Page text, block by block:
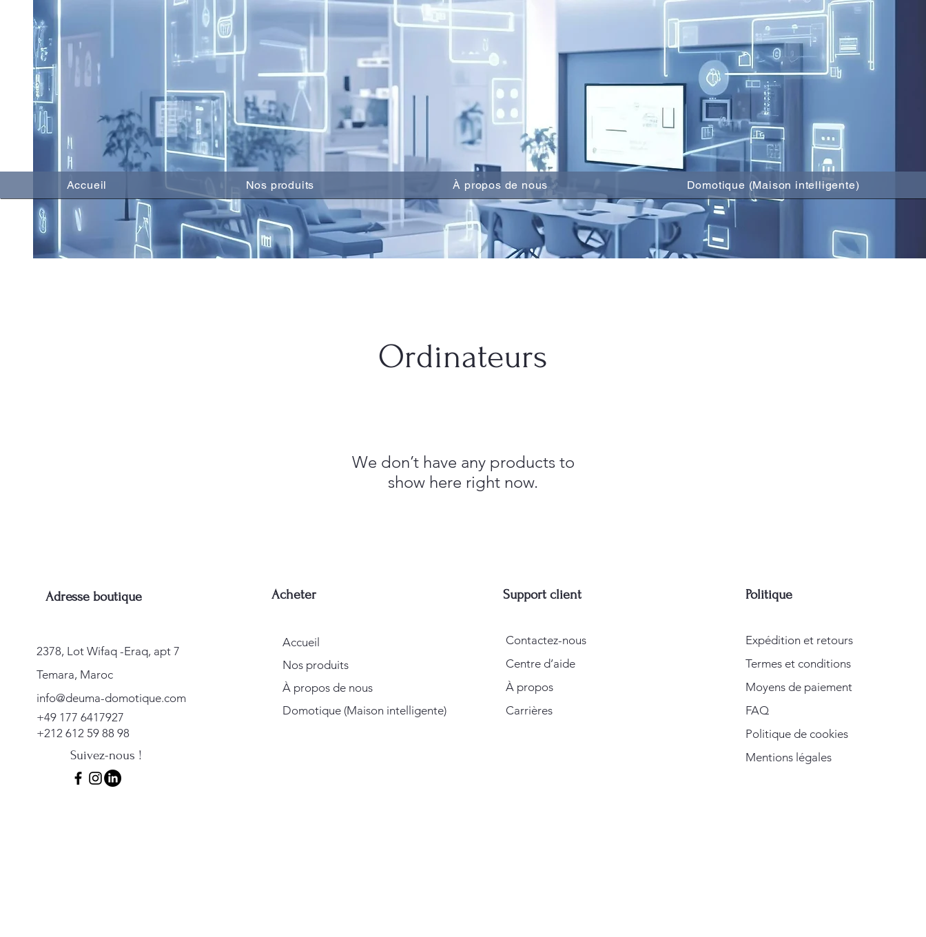
Accueil Nos produits À propos de nous Domotique (Maison intelligente)
Ordinateurs
We don’t have any products to
show here right now.
Adresse boutique
2378, Lot Wifaq -Eraq, apt 7
Temara, Maroc
info@deuma-domotique.com
+49 177 6417927
+212 612 59 88 98
Suivez-nous !
Acheter
Accueil
Nos produits
À propos de nous
Domotique (Maison intelligente)
Support client
Contactez-nous
Centre d’aide
À propos
Carrières
Politique
Expédition et retours
Termes et conditions
Moyens de paiement
FAQ
Politique de cookies
Mentions légales